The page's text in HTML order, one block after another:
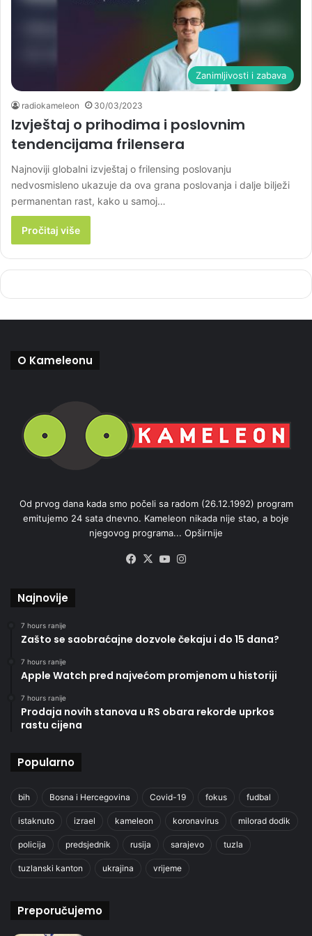
Zanimljivosti i zabava
radiokameleon 30/03/2023
Izvještaj o prihodima i poslovnim
tendencijama frilensera
Najnoviji globalni izvještaj o frilensing poslovanju
nedvosmisleno ukazuje da ova grana poslovanja i dalje bilježi
permanentan rast, kako u samoj…
Pročitaj više
O Kameleonu
Od prvog dana kada smo počeli sa radom (26.12.1992) program
emitujemo 24 sata dnevno. Kameleon nikada nije stao, a boje
njegovog programa... Opširnije
Facebook
X YouTube
Najnovije
7 hours ranije
Zašto se saobraćajne dozvole čekaju i do 15 dana?
7 hours ranije
Apple Watch pred najvećom promjenom u historiji
7 hours ranije
Prodaja novih stanova u RS obara rekorde uprkos
rastu cijena
Popularno
bih Bosna i Hercegovina Covid-19 fokus fudbal
istaknuto izrael kameleon koronavirus milorad dodik
policija predsjednik rusija sarajevo tuzla
tuzlanski kanton ukrajina vrijeme
Preporučujemo